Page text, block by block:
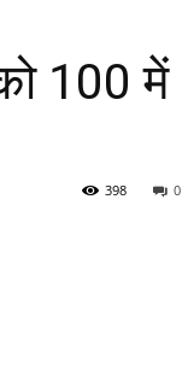
100 में
0
398